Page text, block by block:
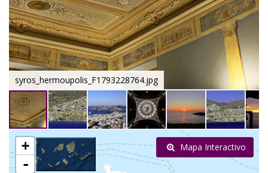
CN
syros_hermoupolis_F1793228764.jpg
+
-
Mapa Interactivo